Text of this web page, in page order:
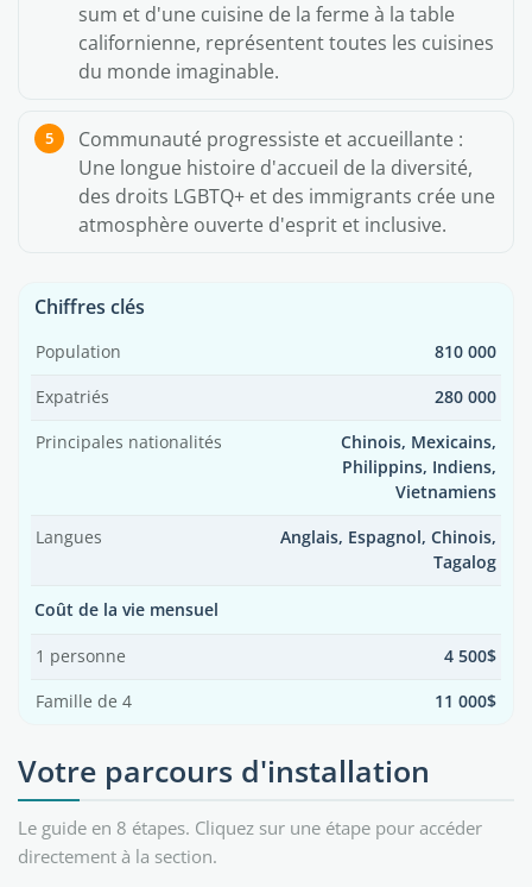
sum et d'une cuisine de la ferme à la table
californienne, représentent toutes les cuisines
du monde imaginable.
Communauté progressiste et accueillante :
Une longue histoire d'accueil de la diversité,
des droits LGBTQ+ et des immigrants crée une
atmosphère ouverte d'esprit et inclusive.
Chiffres clés
Population 810 000
Expatriés 280 000
Principales nationalités
Chinois, Mexicains,
Philippins, Indiens,
Vietnamiens
Langues
Anglais, Espagnol, Chinois,
Tagalog
Coût de la vie mensuel
1 personne 4 500$
Famille de 4 11 000$
Votre parcours d'installation
Le guide en 8 étapes. Cliquez sur une étape pour accéder
directement à la section.